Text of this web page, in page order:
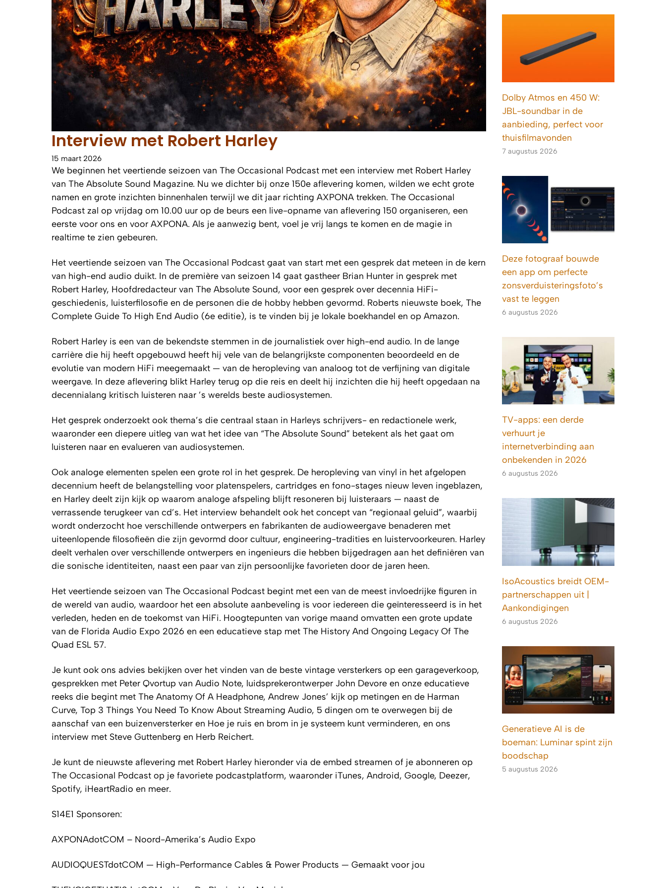
Interview met Robert Harley
15 maart 2026
We beginnen het veertiende seizoen van The Occasional Podcast met een interview met Robert Harley
van The Absolute Sound Magazine. Nu we dichter bij onze 150e aflevering komen, wilden we echt grote
namen en grote inzichten binnenhalen terwijl we dit jaar richting AXPONA trekken. The Occasional
Podcast zal op vrijdag om 10.00 uur op de beurs een live-opname van aflevering 150 organiseren, een
eerste voor ons en voor AXPONA. Als je aanwezig bent, voel je vrij langs te komen en de magie in
realtime te zien gebeuren.
Het veertiende seizoen van The Occasional Podcast gaat van start met een gesprek dat meteen in de kern
van high-end audio duikt. In de première van seizoen 14 gaat gastheer Brian Hunter in gesprek met
Robert Harley, Hoofdredacteur van The Absolute Sound, voor een gesprek over decennia HiFi-
geschiedenis, luisterfilosofie en de personen die de hobby hebben gevormd. Roberts nieuwste boek, The
Complete Guide To High End Audio (6e editie), is te vinden bij je lokale boekhandel en op Amazon.
Robert Harley is een van de bekendste stemmen in de journalistiek over high-end audio. In de lange
carrière die hij heeft opgebouwd heeft hij vele van de belangrijkste componenten beoordeeld en de
evolutie van modern HiFi meegemaakt — van de heropleving van analoog tot de verfijning van digitale
weergave. In deze aflevering blikt Harley terug op die reis en deelt hij inzichten die hij heeft opgedaan na
decennialang kritisch luisteren naar ’s werelds beste audiosystemen.
Het gesprek onderzoekt ook thema’s die centraal staan in Harleys schrijvers- en redactionele werk,
waaronder een diepere uitleg van wat het idee van “The Absolute Sound” betekent als het gaat om
luisteren naar en evalueren van audiosystemen.
Ook analoge elementen spelen een grote rol in het gesprek. De heropleving van vinyl in het afgelopen
decennium heeft de belangstelling voor platenspelers, cartridges en fono-stages nieuw leven ingeblazen,
en Harley deelt zijn kijk op waarom analoge afspeling blijft resoneren bij luisteraars — naast de
verrassende terugkeer van cd’s. Het interview behandelt ook het concept van “regionaal geluid”, waarbij
wordt onderzocht hoe verschillende ontwerpers en fabrikanten de audioweergave benaderen met
uiteenlopende filosofieën die zijn gevormd door cultuur, engineering-tradities en luistervoorkeuren. Harley
deelt verhalen over verschillende ontwerpers en ingenieurs die hebben bijgedragen aan het definiëren van
die sonische identiteiten, naast een paar van zijn persoonlijke favorieten door de jaren heen.
Het veertiende seizoen van The Occasional Podcast begint met een van de meest invloedrijke figuren in
de wereld van audio, waardoor het een absolute aanbeveling is voor iedereen die geïnteresseerd is in het
verleden, heden en de toekomst van HiFi. Hoogtepunten van vorige maand omvatten een grote update
van de Florida Audio Expo 2026 en een educatieve stap met The History And Ongoing Legacy Of The
Quad ESL 57.
Je kunt ook ons advies bekijken over het vinden van de beste vintage versterkers op een garageverkoop,
gesprekken met Peter Qvortup van Audio Note, luidsprekerontwerper John Devore en onze educatieve
reeks die begint met The Anatomy Of A Headphone, Andrew Jones’ kijk op metingen en de Harman
Curve, Top 3 Things You Need To Know About Streaming Audio, 5 dingen om te overwegen bij de
aanschaf van een buizenversterker en Hoe je ruis en brom in je systeem kunt verminderen, en ons
interview met Steve Guttenberg en Herb Reichert.
Je kunt de nieuwste aflevering met Robert Harley hieronder via de embed streamen of je abonneren op
The Occasional Podcast op je favoriete podcastplatform, waaronder iTunes, Android, Google, Deezer,
Spotify, iHeartRadio en meer.
S14E1 Sponsoren:
AXPONAdotCOM – Noord-Amerika’s Audio Expo
AUDIOQUESTdotCOM — High-Performance Cables & Power Products — Gemaakt voor jou
Dolby Atmos en 450 W:
JBL-soundbar in de
aanbieding, perfect voor
thuisfilmavonden
7 augustus 2026
Deze fotograaf bouwde
een app om perfecte
zonsverduisteringsfoto’s
vast te leggen
6 augustus 2026
TV-apps: een derde
verhuurt je
internetverbinding aan
onbekenden in 2026
6 augustus 2026
IsoAcoustics breidt OEM-
partnerschappen uit |
Aankondigingen
6 augustus 2026
Generatieve AI is de
boeman: Luminar spint zijn
boodschap
5 augustus 2026